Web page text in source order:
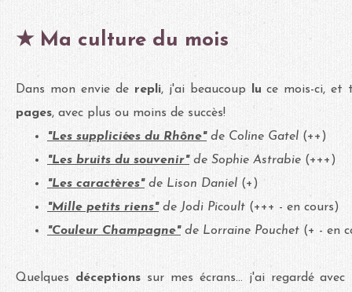
★ Ma culture du mois
Dans mon envie de repli, j'ai beaucoup lu ce mois-ci, et
pages, avec plus ou moins de succès!
"Les suppliciées du Rhône" de Coline Gatel (++)
"Les bruits du souvenir" de Sophie Astrabie (+++)
"Les caractères" de Lison Daniel (+)
"Mille petits riens" de Jodi Picoult (+++ - en cours)
"Couleur Champagne" de Lorraine Pouchet (+ - en
Quelques déceptions sur mes écrans... j'ai regardé